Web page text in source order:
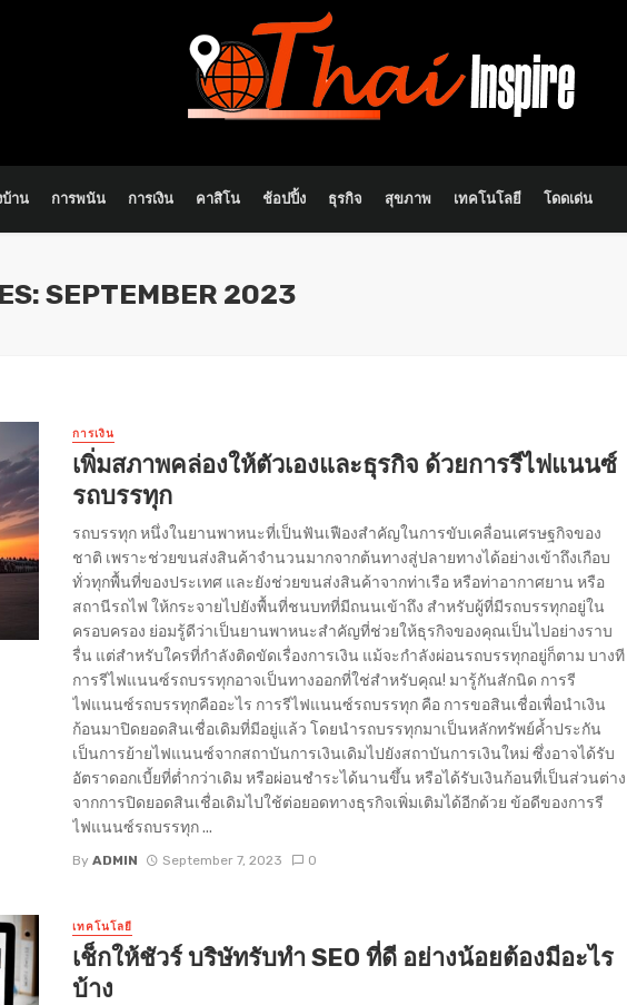
บ้าน การพนัน การเงิน คาสิโน ช้อปปิ้ง ธุรกิจ สุขภาพ เทคโนโลยี โดดเด่น
SEPTEMBER 2023
การเงิน
เพิ่มสภาพคล่องให้ตัวเองและธุรกิจ ด้วยการรีไฟแนนซ์
รถบรรทุก
รถบรรทุก หนึ่งในยานพาหนะที่เป็นฟันเฟืองสำคัญในการขับเคลื่อนเศรษฐกิจของ
ชาติ เพราะช่วยขนส่งสินค้าจำนวนมากจากต้นทางสู่ปลายทางได้อย่างเข้าถึงเกือบ
ทั่วทุกพื้นที่ของประเทศ และยังช่วยขนส่งสินค้าจากท่าเรือ หรือท่าอากาศยาน หรือ
สถานีรถไฟ ให้กระจายไปยังพื้นที่ชนบทที่มีถนนเข้าถึง สำหรับผู้ที่มีรถบรรทุกอยู่ใน
ครอบครอง ย่อมรู้ดีว่าเป็นยานพาหนะสำคัญที่ช่วยให้ธุรกิจของคุณเป็นไปอย่างราบ
รื่น แต่สำหรับใครที่กำลังติดขัดเรื่องการเงิน แม้จะกำลังผ่อนรถบรรทุกอยู่ก็ตาม บางที
การรีไฟแนนซ์รถบรรทุกอาจเป็นทางออกที่ใช่สำหรับคุณ! มารู้กันสักนิด การรี
ไฟแนนซ์รถบรรทุกคืออะไร การรีไฟแนนซ์รถบรรทุก คือ การขอสินเชื่อเพื่อนำเงิน
ก้อนมาปิดยอดสินเชื่อเดิมที่มีอยู่แล้ว โดยนำรถบรรทุกมาเป็นหลักทรัพย์ค้ำประกัน
เป็นการย้ายไฟแนนซ์จากสถาบันการเงินเดิมไปยังสถาบันการเงินใหม่ ซึ่งอาจได้รับ
อัตราดอกเบี้ยที่ต่ำกว่าเดิม หรือผ่อนชำระได้นานขึ้น หรือได้รับเงินก้อนที่เป็นส่วนต่าง
จากการปิดยอดสินเชื่อเดิมไปใช้ต่อยอดทางธุรกิจเพิ่มเติมได้อีกด้วย ข้อดีของการรี
ไฟแนนซ์รถบรรทุก ...
By ADMIN September 7, 2023 0
เทคโนโลยี
เช็กให้ชัวร์ บริษัทรับทำ SEO ที่ดี อย่างน้อยต้องมีอะไร
บ้าง